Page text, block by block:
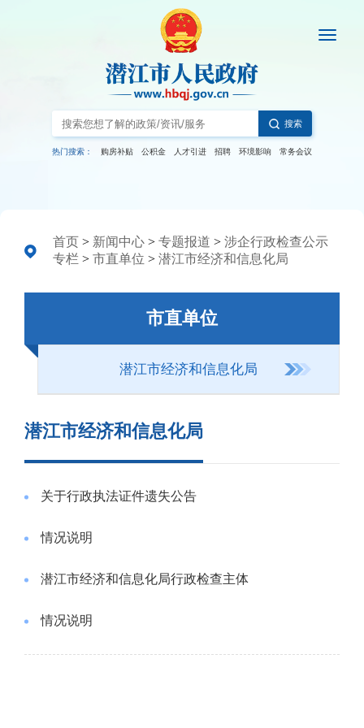
搜索
热门搜索： 购房补贴 公积金 人才引进 招聘 环境影响 常务会议
首页 > 新闻中心 > 专题报道 > 涉企行政检查公示
专栏 > 市直单位 > 潜江市经济和信息化局
市直单位
潜江市经济和信息化局
潜江市经济和信息化局
关于行政执法证件遗失公告
情况说明
潜江市经济和信息化局行政检查主体
情况说明